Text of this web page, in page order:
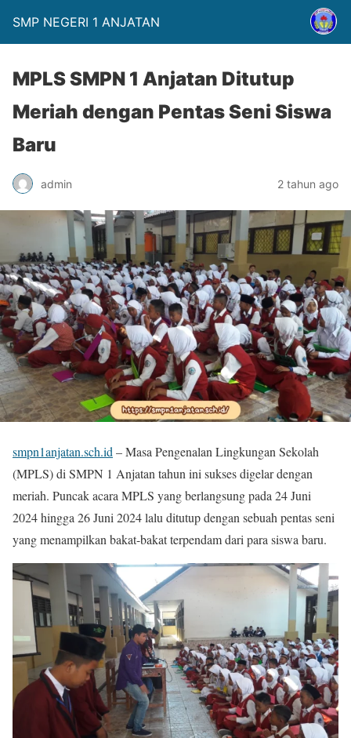
SMP NEGERI 1 ANJATAN
MPLS SMPN 1 Anjatan Ditutup
Meriah dengan Pentas Seni Siswa
Baru
admin 2 tahun ago
smpn1anjatan.sch.id– Masa Pengenalan Lingkungan Sekolah
(MPLS) di SMPN 1 Anjatan tahun ini sukses digelar dengan
meriah. Puncak acara MPLS yang berlangsung pada 24 Juni
2024 hingga 26 Juni 2024 lalu ditutup dengan sebuah pentas seni
yang menampilkan bakat-bakat terpendam dari para siswa baru.